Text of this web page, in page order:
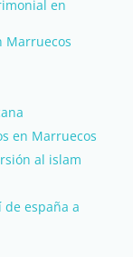
en
Marruecos
en Marruecos
al islam
de españa a